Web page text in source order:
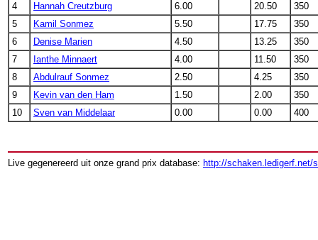
4
Hannah Creutzburg 6.00 20.50
350
5
Kamil Sonmez 5.50 17.75
350
6
Denise Marien 4.50 13.25
350
7
Ianthe Minnaert 4.00 11.50
350
8
Abdulrauf Sonmez 2.50 4.25
350
9
Kevin van den Ham 1.50 2.00
350
10
Sven van Middelaar 0.00 0.00 400
Live gegenereerd uit onze grand prix database: http://schaken.ledigerf.net/